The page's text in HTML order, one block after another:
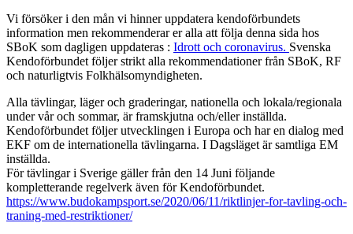
Vi försöker i den mån vi hinner uppdatera kendoförbundets
information men rekommenderar er alla att följa denna sida hos
SBoK som dagligen uppdateras : Idrott och coronavirus. Svenska
Kendoförbundet följer strikt alla rekommendationer från SBoK, RF
och naturligtvis Folkhälsomyndigheten.
Alla tävlingar, läger och graderingar, nationella och lokala/regionala
under vår och sommar, är framskjutna och/eller inställda.
Kendoförbundet följer utvecklingen i Europa och har en dialog med
EKF om de internationella tävlingarna. I Dagsläget är samtliga EM
inställda.
För tävlingar i Sverige gäller från den 14 Juni följande
kompletterande regelverk även för Kendoförbundet.
https://www.budokampsport.se/2020/06/11/riktlinjer-for-tavling-och-
traning-med-restriktioner/